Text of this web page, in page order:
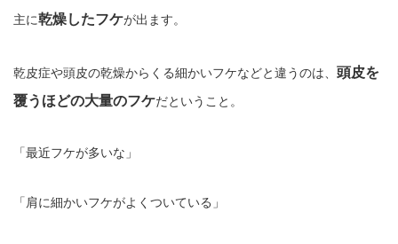
主に乾燥したフケが出ます。
乾皮症や頭皮の乾燥からくる細かいフケなどと違うのは、 頭皮を
覆うほどの大量のフケだということ。
「最近フケが多いな」
「肩に細かいフケがよくついている」